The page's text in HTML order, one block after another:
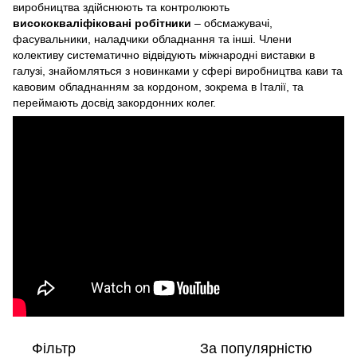
виробництва здійснюють та контролюють
висококваліфіковані робітники – обсмажувачі,
фасувальники, наладчики обладнання та інші. Члени
колективу систематично відвідують міжнародні виставки в
галузі, знайомляться з новинками у сфері виробництва кави та
кавовим обладнанням за кордоном, зокрема в Італії, та
переймають досвід закордонних колег.
Фільтр За популярністю